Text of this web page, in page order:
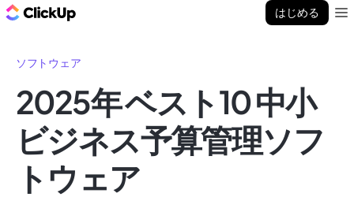
はじめる
ソフトウェア
2025年 ベスト10 中小
ビジネス予算管理ソフ
トウェア